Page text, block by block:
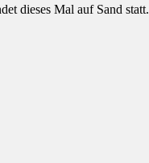
dieses Mal auf Sand statt.